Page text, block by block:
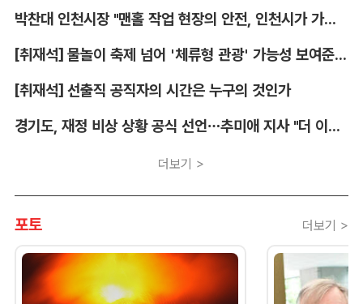
박찬대 인천시장 "맨홀 작업 현장의 안전, 인천시가 가장 앞장서겠다"
[취재석] 물놀이 축제 넘어 '체류형 관광' 가능성 보여준 안동 水페스타
[취재석] 선출직 공직자의 시간은 누구의 것인가
경기도, 재정 비상 상황 공식 선언…추미애 지사 "더 이상 끌어다 쓸 재원 없어"
더보기 >
포토 더보기 >